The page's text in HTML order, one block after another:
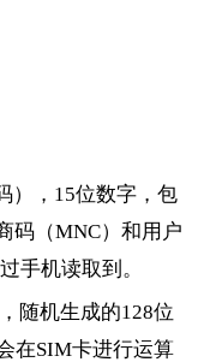
），15位数字，包
码（MNC）和用户
手机读取到。
随机生成的128位
在SIM卡进行运算